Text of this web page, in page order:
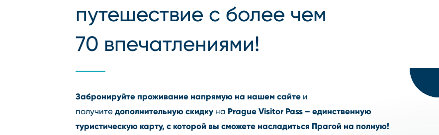
путешествие с более чем
70 впечатлениями!
Забронируйте проживание напрямую на нашем сайтеи
получите дополнительную скидкуна Prague Visitor Pass– единственную
туристическую карту, с которой вы сможете насладиться Прагой на полную!